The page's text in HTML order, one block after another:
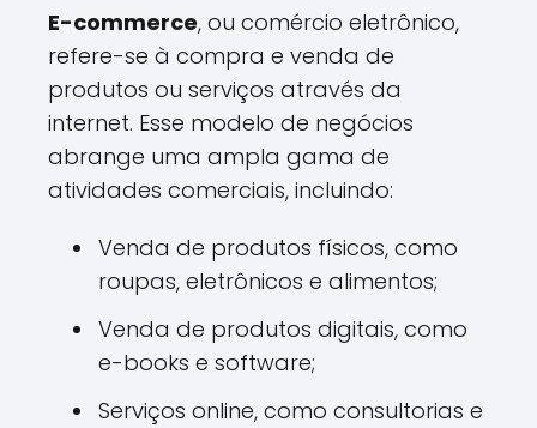
E-commerce, ou comércio eletrônico,
refere-se à compra e venda de
produtos ou serviços através da
internet. Esse modelo de negócios
abrange uma ampla gama de
atividades comerciais, incluindo:
Venda de produtos físicos, como
roupas, eletrônicos e alimentos;
Venda de produtos digitais, como
e-books e software;
Serviços online, como consultorias e